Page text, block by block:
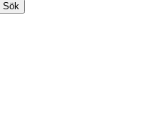
Sök